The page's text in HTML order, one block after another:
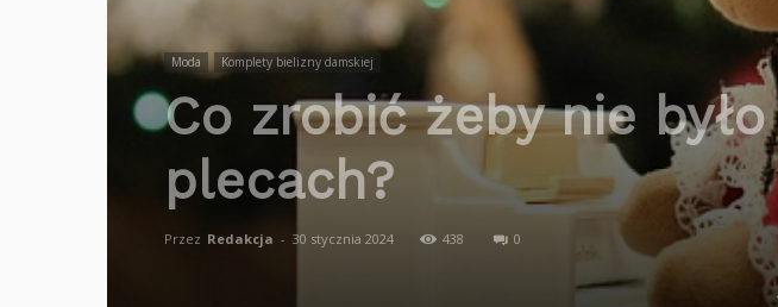
Moda Komplety bielizny damskiej
Co zrobić żeby nie
plecach?
Przez Redakcja - 30 stycznia 2024 438 0